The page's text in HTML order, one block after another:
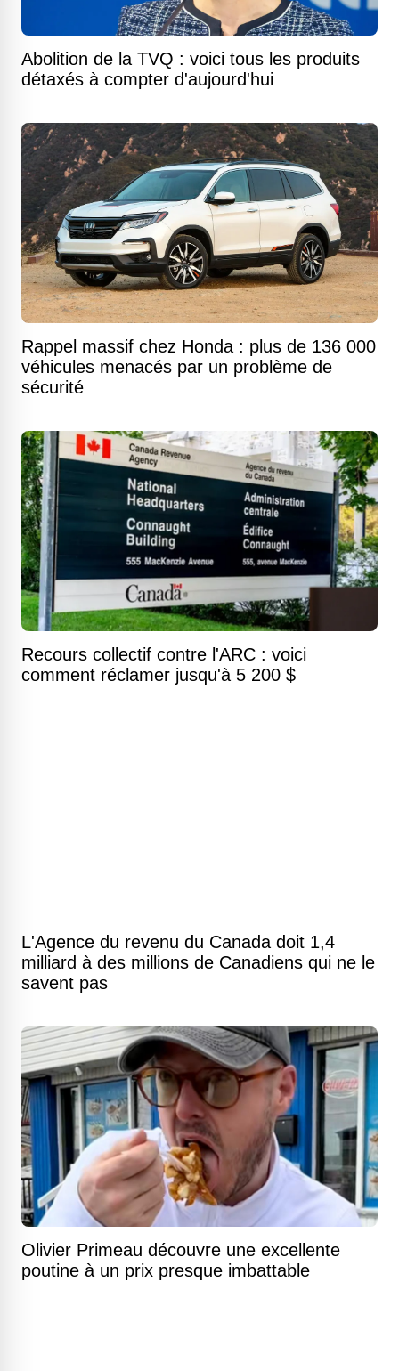
Abolition de la TVQ : voici tous les produits
détaxés à compter d'aujourd'hui
Rappel massif chez Honda : plus de 136 000
véhicules menacés par un problème de
sécurité
Recours collectif contre l'ARC : voici
comment réclamer jusqu'à 5 200 $
L'Agence du revenu du Canada doit 1,4
milliard à des millions de Canadiens qui ne le
savent pas
Olivier Primeau découvre une excellente
poutine à un prix presque imbattable